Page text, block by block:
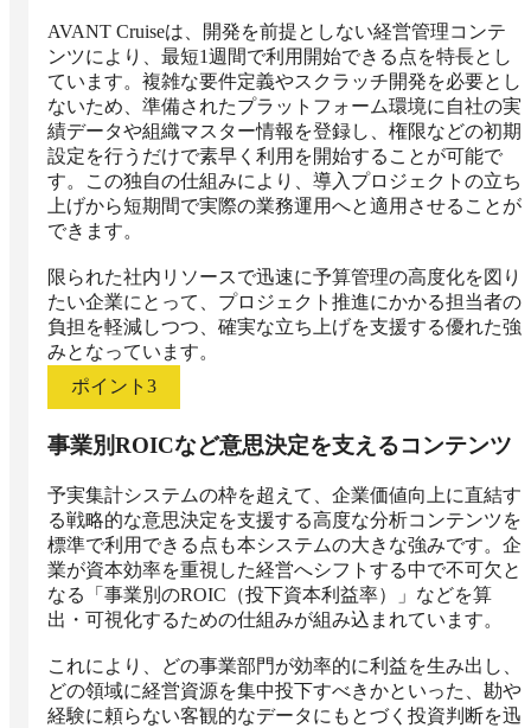
AVANT Cruiseは、開発を前提としない経営管理コンテ
ンツにより、最短1週間で利用開始できる点を特長とし
ています。複雑な要件定義やスクラッチ開発を必要とし
ないため、準備されたプラットフォーム環境に自社の実
績データや組織マスター情報を登録し、権限などの初期
設定を行うだけで素早く利用を開始することが可能で
す。この独自の仕組みにより、導入プロジェクトの立ち
上げから短期間で実際の業務運用へと適用させることが
できます。
限られた社内リソースで迅速に予算管理の高度化を図り
たい企業にとって、プロジェクト推進にかかる担当者の
負担を軽減しつつ、確実な立ち上げを支援する優れた強
みとなっています。
ポイント 3
事業別ROICなど意思決定を支えるコンテンツ
予実集計システムの枠を超えて、企業価値向上に直結す
る戦略的な意思決定を支援する高度な分析コンテンツを
標準で利用できる点も本システムの大きな強みです。企
業が資本効率を重視した経営へシフトする中で不可欠と
なる「事業別のROIC（投下資本利益率）」などを算
出・可視化するための仕組みが組み込まれています。
これにより、どの事業部門が効率的に利益を生み出し、
どの領域に経営資源を集中投下すべきかといった、勘や
経験に頼らない客観的なデータにもとづく投資判断を迅